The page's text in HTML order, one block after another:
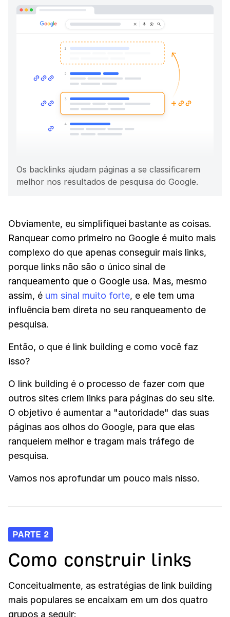
Os backlinks ajudam páginas a se classificarem
melhor nos resultados de pesquisa do Google.
Obviamente, eu simplifiquei bastante as coisas.
Ranquear como primeiro no Google é muito mais
complexo do que apenas conseguir mais links,
porque links não são o único sinal de
ranqueamento que o Google usa. Mas, mesmo
assim, é um sinal muito forte, e ele tem uma
influência bem direta no seu ranqueamento de
pesquisa.
Então, o que é link building e como você faz
isso?
O link building é o processo de fazer com que
outros sites criem links para páginas do seu site.
O objetivo é aumentar a "autoridade" das suas
páginas aos olhos do Google, para que elas
ranqueiem melhor e tragam mais tráfego de
pesquisa.
Vamos nos aprofundar um pouco mais nisso.
PARTE 2
Como construir links
Conceitualmente, as estratégias de link building
mais populares se encaixam em um dos quatro
grupos a seguir: